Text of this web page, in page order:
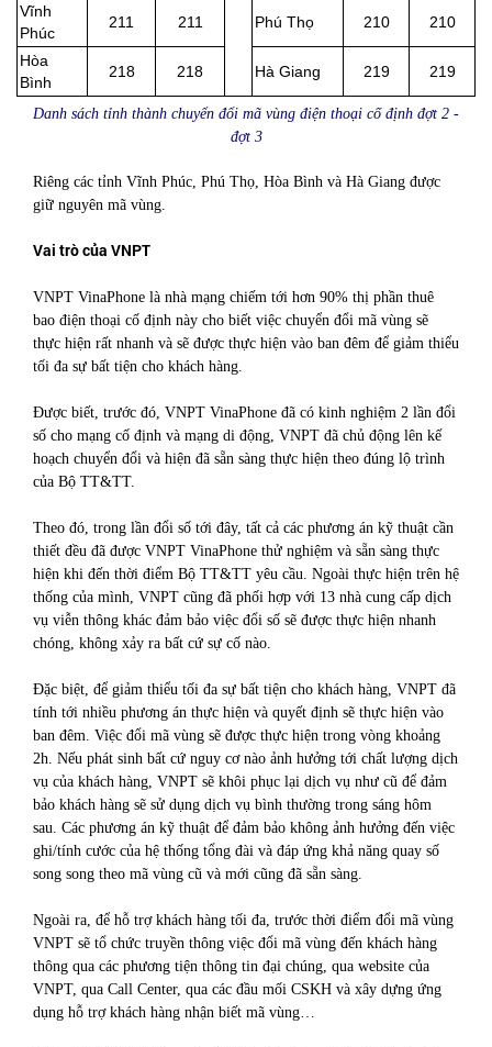
Vĩnh
Phúc
211 211 Phú Thọ 210 210
Hòa
Bình
218 218 Hà Giang 219 219
Danh sách tỉnh thành chuyển đổi mã vùng điện thoại cố định đợt 2 -
đợt 3
Riêng các tỉnh Vĩnh Phúc, Phú Thọ, Hòa Bình và Hà Giang được
giữ nguyên mã vùng.
Vai trò của VNPT
VNPT VinaPhone là nhà mạng chiếm tới hơn 90% thị phần thuê
bao điện thoại cố định này cho biết việc chuyển đổi mã vùng sẽ
thực hiện rất nhanh và sẽ được thực hiện vào ban đêm để giảm thiểu
tối đa sự bất tiện cho khách hàng.
Được biết, trước đó, VNPT VinaPhone đã có kinh nghiệm 2 lần đổi
số cho mạng cố định và mạng di động, VNPT đã chủ động lên kế
hoạch chuyển đổi và hiện đã sẵn sàng thực hiện theo đúng lộ trình
của Bộ TT&TT.
Theo đó, trong lần đổi số tới đây, tất cả các phương án kỹ thuật cần
thiết đều đã được VNPT VinaPhone thử nghiệm và sẵn sàng thực
hiện khi đến thời điểm Bộ TT&TT yêu cầu. Ngoài thực hiện trên hệ
thống của mình, VNPT cũng đã phối hợp với 13 nhà cung cấp dịch
vụ viễn thông khác đảm bảo việc đổi số sẽ được thực hiện nhanh
chóng, không xảy ra bất cứ sự cố nào.
Đặc biệt, để giảm thiểu tối đa sự bất tiện cho khách hàng, VNPT đã
tính tới nhiều phương án thực hiện và quyết định sẽ thực hiện vào
ban đêm. Việc đổi mã vùng sẽ được thực hiện trong vòng khoảng
2h. Nếu phát sinh bất cứ nguy cơ nào ảnh hưởng tới chất lượng dịch
vụ của khách hàng, VNPT sẽ khôi phục lại dịch vụ như cũ để đảm
bảo khách hàng sẽ sử dụng dịch vụ bình thường trong sáng hôm
sau. Các phương án kỹ thuật để đảm bảo không ảnh hưởng đến việc
ghi/tính cước của hệ thống tổng đài và đáp ứng khả năng quay số
song song theo mã vùng cũ và mới cũng đã sẵn sàng.
Ngoài ra, để hỗ trợ khách hàng tối đa, trước thời điểm đổi mã vùng
VNPT sẽ tổ chức truyền thông việc đổi mã vùng đến khách hàng
thông qua các phương tiện thông tin đại chúng, qua website của
VNPT, qua Call Center, qua các đầu mối CSKH và xây dựng ứng
dụng hỗ trợ khách hàng nhận biết mã vùng…